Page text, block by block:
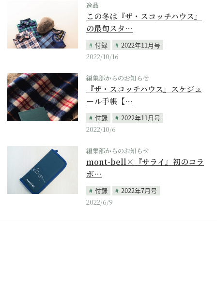
逸品
この冬は『ザ・スコッチハウス』
の最旬スタ…
付録
2022年11月号
2022/10/16
編集部からのお知らせ
『ザ・スコッチハウス』スケジュ
ール手帳【…
付録
2022年11月号
2022/10/6
編集部からのお知らせ
mont-bell×『サライ』初のコラ
ボ…
付録
2022年7月号
2022/6/9